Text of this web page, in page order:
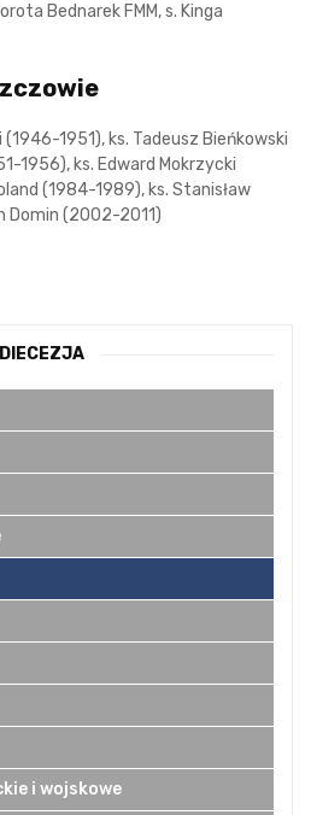
Bednarek FMM, s. Kinga
(1946-1951), ks. Tadeusz Bieńkowski
1956), ks. Edward Mokrzycki
(1984-1989), ks. Stanisław
Domin (2002-2011)
DIECEZJA
i wojskowe